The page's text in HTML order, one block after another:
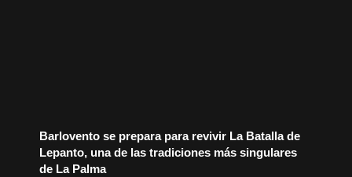
Barlovento se prepara para revivir La Batalla de
Lepanto, una de las tradiciones más singulares
de La Palma